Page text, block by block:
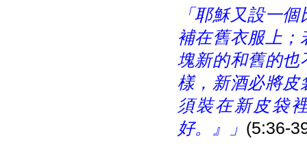
「耶穌又設一
補在舊衣服上
塊新的和舊的也
樣，新酒必將皮
須裝在新皮袋
好。』」 (5:36-